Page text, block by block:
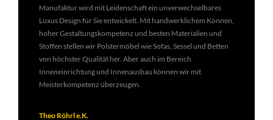
Manufaktur wird mit Leidenschaft ein unverwechselbares
Luxus Design für Sie entwickelt. Mit handwerklichem Können,
hoher Gestaltungskompetenz und besten Materialien und
Stoffen stellen wir Polstermöbel wie Sofas, Sessel und Betten
von höchster Qualität her. Aber auch im Bereich
Inneneinrichtung und Innenausbau können wir mit
Meisterkompetenz überzeugen.
Theo Röhrl e.K.